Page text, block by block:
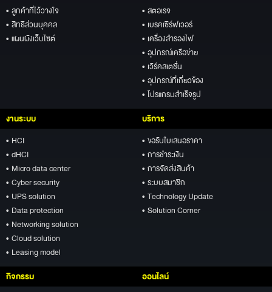
• ลูกค้าที่ไว้วางใจ
• สิทธิส่วนบุคคล
• แผนผังเว็บไซต์
• สตอเรจ
• เบรคเซิร์ฟเวอร์
• เครื่องสำรองไฟ
• อุปกรณ์เครือข่าย
• เวิร์คสเตชั่น
• อุปกรณ์ที่เกี่ยวข้อง
• โปรแกรมสำเร็จรูป
งานระบบ
• HCI
• dHCI
• Micro data center
• Cyber security
• UPS solution
• Data protection
• Networking solution
• Cloud solution
• Leasing model
บริการ
• ขอรับใบเสนอราคา
• การชำระเงิน
• การจัดส่งสินค้า
• ระบบสมาชิก
• Technology Update
• Solution Corner
กิจกรรม ออนไลน์